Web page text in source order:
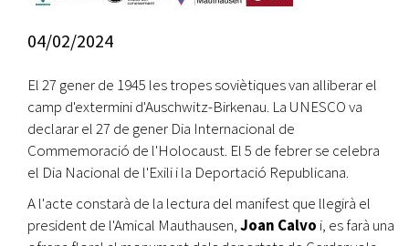
04/02/2024
El 27 gener de 1945 les tropes soviètiques van alliberar el
camp d'extermini d'Auschwitz-Birkenau. La UNESCO va
declarar el 27 de gener Dia Internacional de
Commemoració de l'Holocaust. El 5 de febrer se celebra
el Dia Nacional de l'Exili i la Deportació Republicana.
A l'acte constarà de la lectura del manifest que llegirà el
president de l'Amical Mauthausen,Joan Calvo i, es farà una